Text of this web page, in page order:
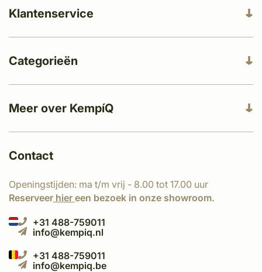
Meer over KempíQ
Klantenservice
Categorieën
Contact
Openingstijden: ma t/m vrij - 8.00 tot 17.00 uur
Reserveer hier een bezoek in onze showroom.
+31 488-759011
info@kempiq.nl
+31 488-759011
info@kempiq.be